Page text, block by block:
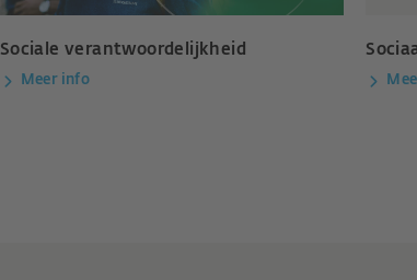
Sociale verantwoordelijkheid
Meer info